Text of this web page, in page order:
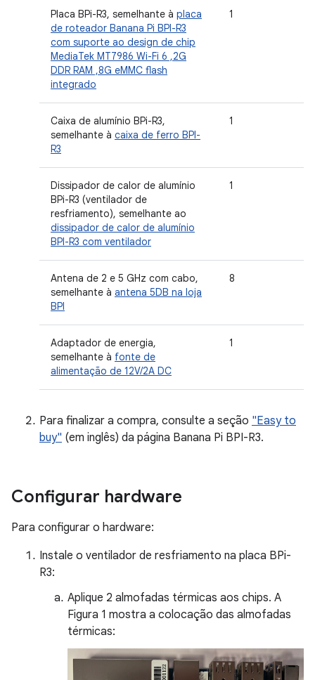
Placa BPi-R3, semelhante à placa
de roteador Banana Pi BPI-R3
com suporte ao design de chip
MediaTek MT7986 Wi-Fi 6 ,2G
DDR RAM ,8G eMMC flash
integrado
1
Caixa de alumínio BPi-R3,
semelhante à caixa de ferro BPI-
R3
1
Dissipador de calor de alumínio
BPi-R3 (ventilador de
resfriamento), semelhante ao
dissipador de calor de alumínio
BPI-R3 com ventilador
1
Antena de 2 e 5 GHz com cabo,
semelhante à antena 5DB na loja
BPI
8
Adaptador de energia,
semelhante à fonte de
alimentação de 12V/2A DC
1
Para finalizar a compra, consulte a seção "Easy to
buy" (em inglês) da página Banana Pi BPI-R3.
Configurar hardware
Para configurar o hardware:
Instale o ventilador de resfriamento na placa BPi-
R3:
Aplique 2 almofadas térmicas aos chips. A
Figura 1 mostra a colocação das almofadas
térmicas: